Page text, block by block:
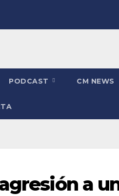
PODCAST CM NEWS
a